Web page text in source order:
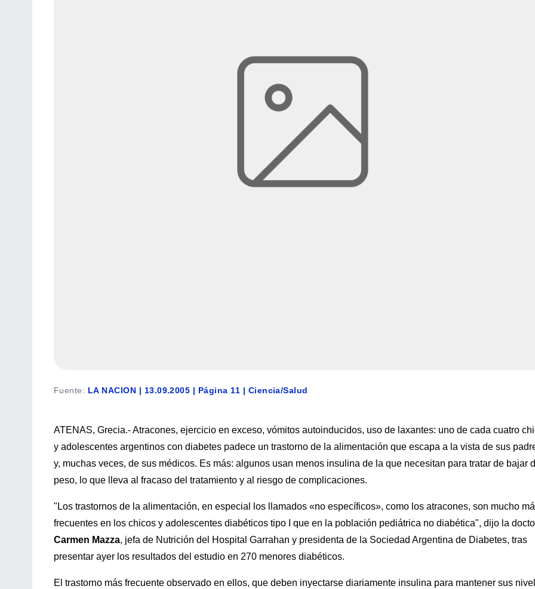
Fuente: LA NACION | 13.09.2005 | Página 11 | Ciencia/Salud
ATENAS, Grecia.- Atracones, ejercicio en exceso, vómitos autoinducidos, uso de laxantes: uno de cada cuatro
y adolescentes argentinos con diabetes padece un trastorno de la alimentación que escapa a la vista de sus
y, muchas veces, de sus médicos. Es más: algunos usan menos insulina de la que necesitan para tratar de bajar
peso, lo que lleva al fracaso del tratamiento y al riesgo de complicaciones.
"Los trastornos de la alimentación, en especial los llamados «no específicos», como los atracones, son mucho
frecuentes en los chicos y adolescentes diabéticos tipo I que en la población pediátrica no diabética", dijo la
Carmen Mazza, jefa de Nutrición del Hospital Garrahan y presidenta de la Sociedad Argentina de Diabetes, tras
presentar ayer los resultados del estudio en 270 menores diabéticos.
El trastorno más frecuente observado en ellos, que deben inyectarse diariamente insulina para mantener sus